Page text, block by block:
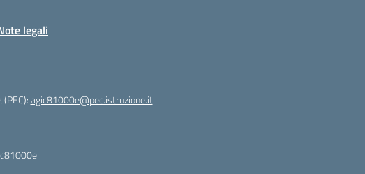
legali
agic81000e@pec.istruzione.it